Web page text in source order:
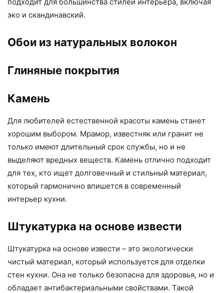
эко и скандинавский.
Обои из натуральных волокон
Глиняные покрытия
Камень
Для любителей естественной красоты камень станет
хорошим выбором. Мрамор, известняк или гранит не
только имеют длительный срок службы, но и не
выделяют вредных веществ. Камень отлично подходит
для тех, кто ищет долговечный и стильный материал,
который гармонично впишется в современный
интерьер кухни.
Штукатурка на основе извести
Штукатурка на основе извести – это экологически
чистый материал, который используется для отделки
стен кухни. Она не только безопасна для здоровья, но и
обладает антибактериальными свойствами. Такой